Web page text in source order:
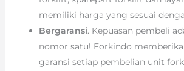
memiliki harga yang sesuai
Bergaransi. Kepuasan pembeli
nomor satu! Forkindo
garansi setiap pembelian unit